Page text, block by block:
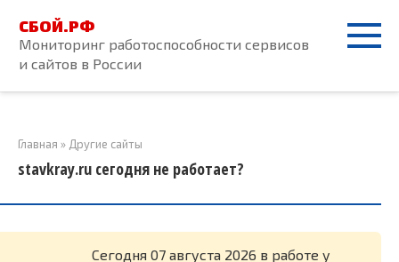
контенту
СБОЙ.РФ
Мониторинг работоспособности сервисов
и сайтов в России
Главная » Другие сайты
stavkray.ru сегодня не работает?
Cегодня 07 августа 2026 в работе у